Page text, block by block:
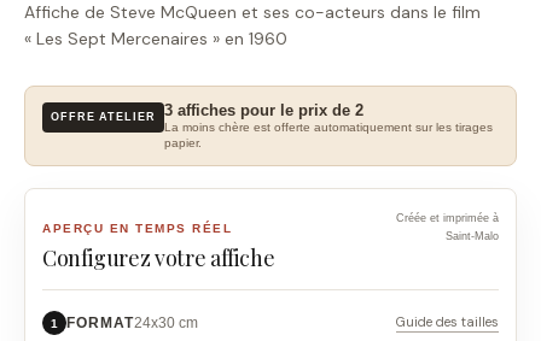
Affiche de Steve McQueen et ses co-acteurs dans le film
« Les Sept Mercenaires » en 1960
OFFRE ATELIER 3 affiches pour le prix de 2
La moins chère est offerte automatiquement sur les tirages
papier.
APERÇU EN TEMPS RÉEL
Configurez votre affiche
Créée et imprimée à
Saint-Malo
1 FORMAT24x30 cm Guide des tailles